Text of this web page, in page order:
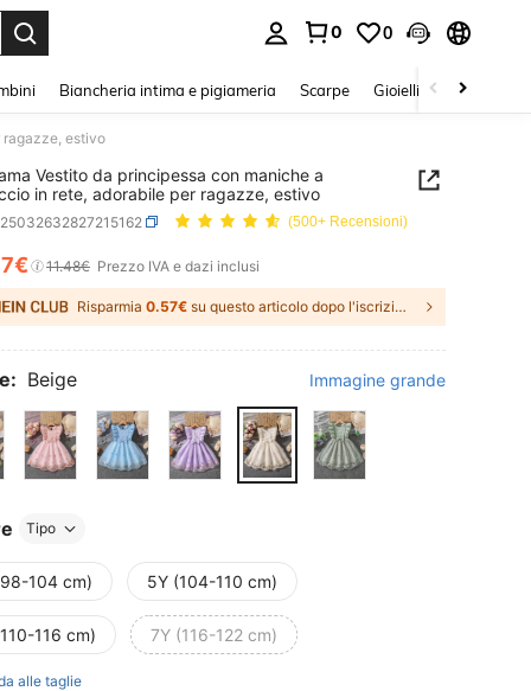
0 0
Biancheria intima e pigiameria Scarpe Gioielli E Accessori
ragazze, estivo
Vestito da principessa con maniche a
in rete, adorabile per ragazze, estivo
(500+ Recensioni)
AND AVAILABILITY
11.48€ Prezzo IVA e dazi inclusi
Risparmia 0.57€ su questo articolo dopo l'iscrizione.
Beige Immagine grande
Tipo
104 cm) 5Y (104-110 cm)
116 cm) 7Y (116-122 cm)
alle taglie